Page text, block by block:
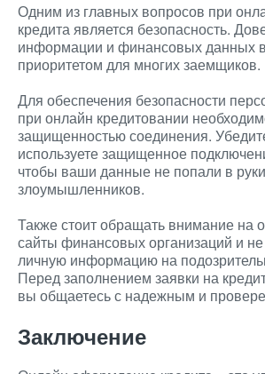
Одним из главных вопросов при
кредита является безопасность.
информации и финансовых данных в
приоритетом для многих заемщиков.
Для обеспечения безопасности
при онлайн кредитовании
защищенностью соединения.
используете защищенное
чтобы ваши данные не попали в руки
злоумышленников.
Также стоит обращать внимание на
сайты финансовых организаций и
личную информацию на
Перед заполнением заявки на
вы общаетесь с надежным и
Заключение